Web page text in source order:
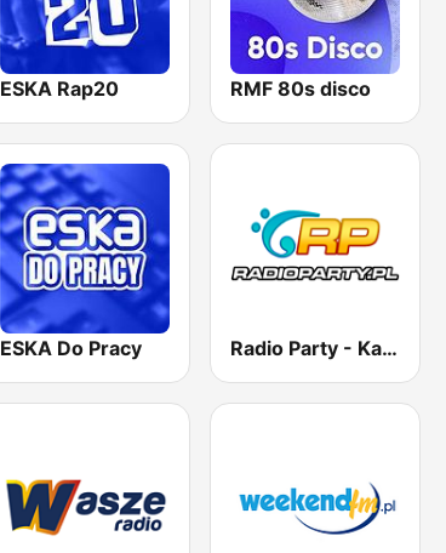
ESKA Rap20 RMF 80s disco
ESKA Do Pracy Radio Party - Kanał Vocal Trance